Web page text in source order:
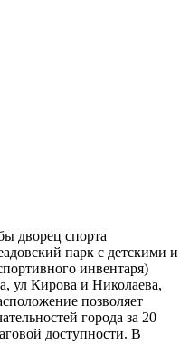
дворец спорта
парк с детскими и
инвентаря)
ул Кирова и Николаева,
позволяет
города за 20
доступности. В